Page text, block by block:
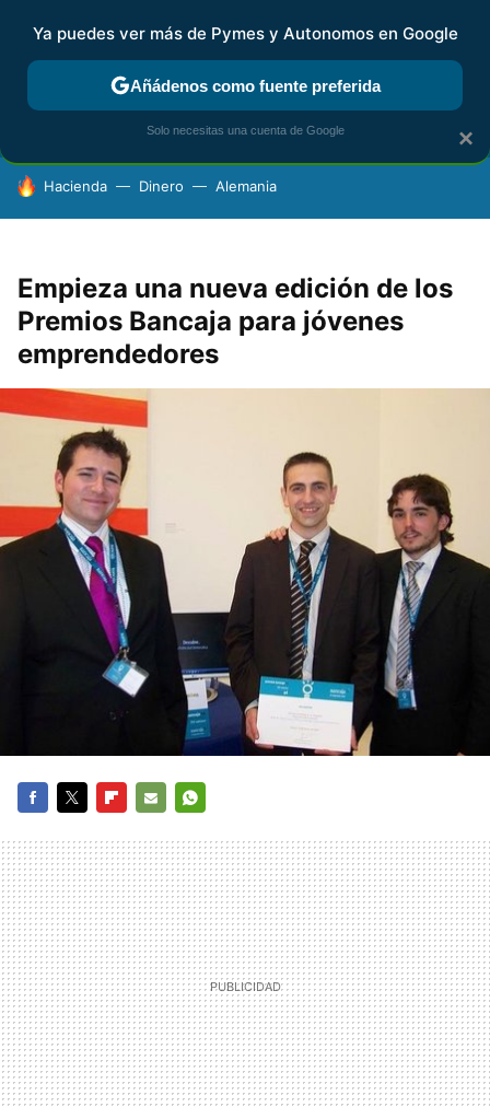
FISCALIDAD Y CONTABILIDAD KIT DIGITAL RENTA
HOY SE HABLA DE
Hacienda Dinero Alemania
Empieza una nueva edición de los
Premios Bancaja para jóvenes
emprendedores
MAIL
×
Ya puedes ver más de Pymes y Autonomos en Google
Añádenos como fuente preferida
Solo necesitas una cuenta de Google